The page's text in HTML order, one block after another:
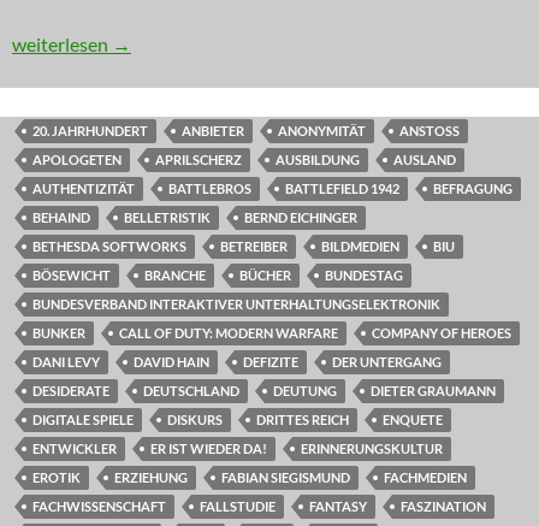
KOMMENTAR: Bunkermentalitäten
weiterlesen →
20. JAHRHUNDERT ANBIETER ANONYMITÄT
ANSTOSS
APOLOGETEN
APRILSCHERZ AUSBILDUNG
AUSLAND
AUTHENTIZITÄT
BATTLEBROS BATTLEFIELD 1942
BEFRAGUNG
BEHAIND
BELLETRISTIK
BERND EICHINGER
BETHESDA SOFTWORKS
BETREIBER BILDMEDIEN
BIU
BÖSEWICHT
BRANCHE BÜCHER
BUNDESTAG
BUNDESVERBAND INTERAKTIVER UNTERHALTUNGSELEKTRONIK
BUNKER
CALL OF DUTY: MODERN WARFARE
COMPANY OF HEROES
DANI LEVY
DAVID HAIN DEFIZITE
DER UNTERGANG
DESIDERATE
DEUTSCHLAND DEUTUNG
DIETER GRAUMANN
DIGITALE SPIELE
DISKURS DRITTES REICH
ENQUETE
ENTWICKLER
ER IST WIEDER DA!
ERINNERUNGSKULTUR
EROTIK
ERZIEHUNG FABIAN SIEGISMUND
FACHMEDIEN
FACHWISSENSCHAFT
FALLSTUDIE FANTASY
FASZINATION